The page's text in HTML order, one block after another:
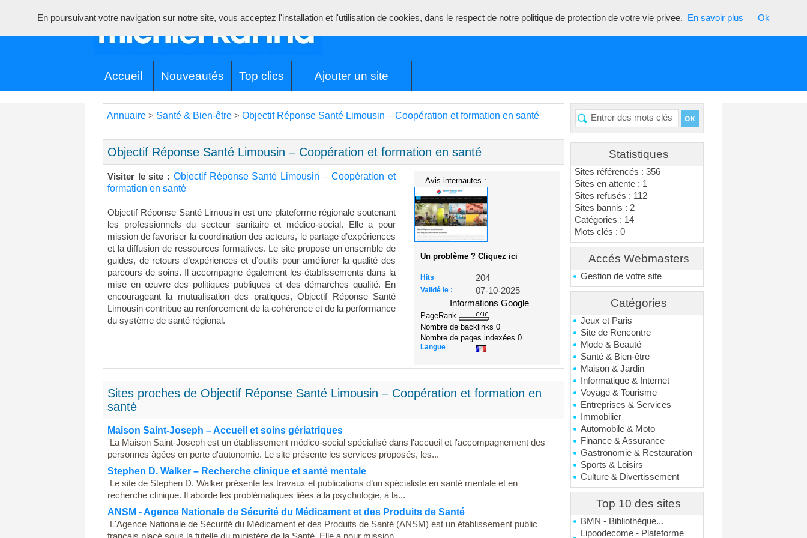
Accueil Nouveautés Top clics Ajouter un site
Statistiques
Sites référencés : 356
Sites en attente : 1
Sites refusés : 112
Sites bannis : 2
Catégories : 14
Mots clés : 0
Accés Webmasters
Gestion de votre site
Catégories
Jeux et Paris
Site de Rencontre
Mode & Beauté
Santé & Bien-être
Maison & Jardin
Informatique & Internet
Voyage & Tourisme
Entreprises & Services
Immobilier
Automobile & Moto
Finance & Assurance
Gastronomie & Restauration
Sports & Loisirs
Culture & Divertissement
Top 10 des sites
BMN - Bibliothèque...
Lipoodecome - Plateforme
Annuaire > Santé & Bien-être > Objectif Réponse Santé Limousin – Coopération et formation en santé
Objectif Réponse Santé Limousin – Coopération et formation en santé
Visiter le site : Objectif Réponse Santé Limousin – Coopération et
formation en santé
Objectif Réponse Santé Limousin est une plateforme régionale soutenant
les professionnels du secteur sanitaire et médico-social. Elle a pour
mission de favoriser la coordination des acteurs, le partage d’expériences
et la diffusion de ressources formatives. Le site propose un ensemble de
guides, de retours d’expériences et d’outils pour améliorer la qualité des
parcours de soins. Il accompagne également les établissements dans la
mise en œuvre des politiques publiques et des démarches qualité. En
encourageant la mutualisation des pratiques, Objectif Réponse Santé
Limousin contribue au renforcement de la cohérence et de la performance
du système de santé régional.
Avis internautes :
Un problème ? Cliquez ici
Hits 204
Validé le :
07-10-2025
Informations Google
PageRank
Nombre de backlinks0
Nombre de pages indexées0
Langue
Sites proches de Objectif Réponse Santé Limousin – Coopération et formation en
santé
Maison Saint-Joseph – Accueil et soins gériatriques
La Maison Saint-Joseph est un établissement médico-social spécialisé dans l'accueil et l'accompagnement des
personnes âgées en perte d'autonomie. Le site présente les services proposés, les...
Stephen D. Walker – Recherche clinique et santé mentale
Le site de Stephen D. Walker présente les travaux et publications d’un spécialiste en santé mentale et en
recherche clinique. Il aborde les problématiques liées à la psychologie, à la...
ANSM - Agence Nationale de Sécurité du Médicament et des Produits de Santé
L'Agence Nationale de Sécurité du Médicament et des Produits de Santé (ANSM) est un établissement public
français placé sous la tutelle du ministère de la Santé. Elle a pour mission...
En poursuivant votre navigation sur notre site, vous acceptez l'installation et l'utilisation de cookies, dans le respect de notre politique de protection de votre vie privee. En savoir plus Ok